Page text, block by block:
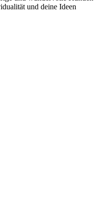
und deine Ideen